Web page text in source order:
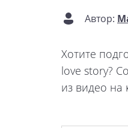
Автор:
Хотите
love story?
из видео